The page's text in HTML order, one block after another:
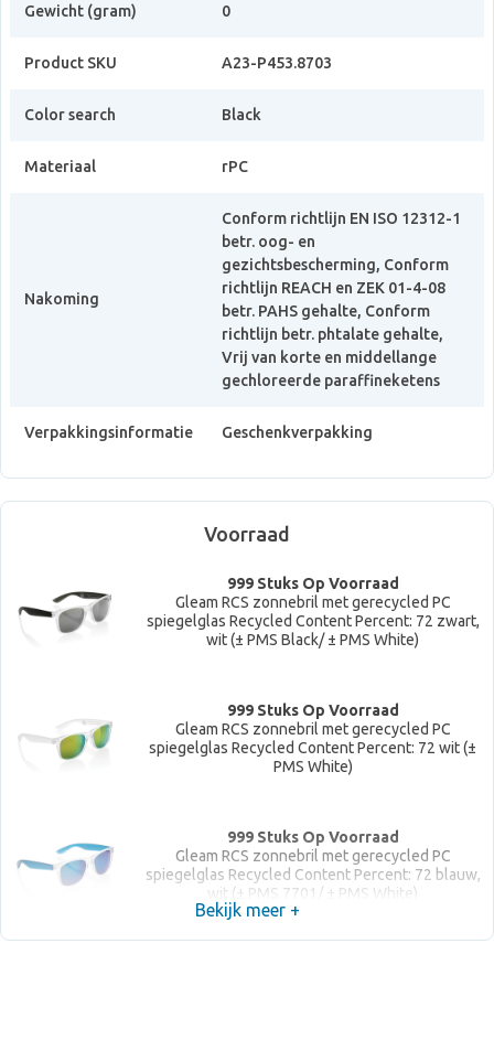
Gewicht (gram) 0
Product SKU A23-P453.8703
Color search Black
Materiaal rPC
Nakoming
Conform richtlijn EN ISO 12312-1
betr. oog- en
gezichtsbescherming, Conform
richtlijn REACH en ZEK 01-4-08
betr. PAHS gehalte, Conform
richtlijn betr. phtalate gehalte,
Vrij van korte en middellange
gechloreerde paraffineketens
Verpakkingsinformatie Geschenkverpakking
Voorraad
999 Stuks Op Voorraad
Gleam RCS zonnebril met gerecycled PC
spiegelglas Recycled Content Percent: 72 zwart,
wit (± PMS Black/ ± PMS White)
999 Stuks Op Voorraad
Gleam RCS zonnebril met gerecycled PC
spiegelglas Recycled Content Percent: 72 wit (±
PMS White)
999 Stuks Op Voorraad
Gleam RCS zonnebril met gerecycled PC
spiegelglas Recycled Content Percent: 72 blauw,
wit (± PMS 7701/ ± PMS White)
Bekijk meer +